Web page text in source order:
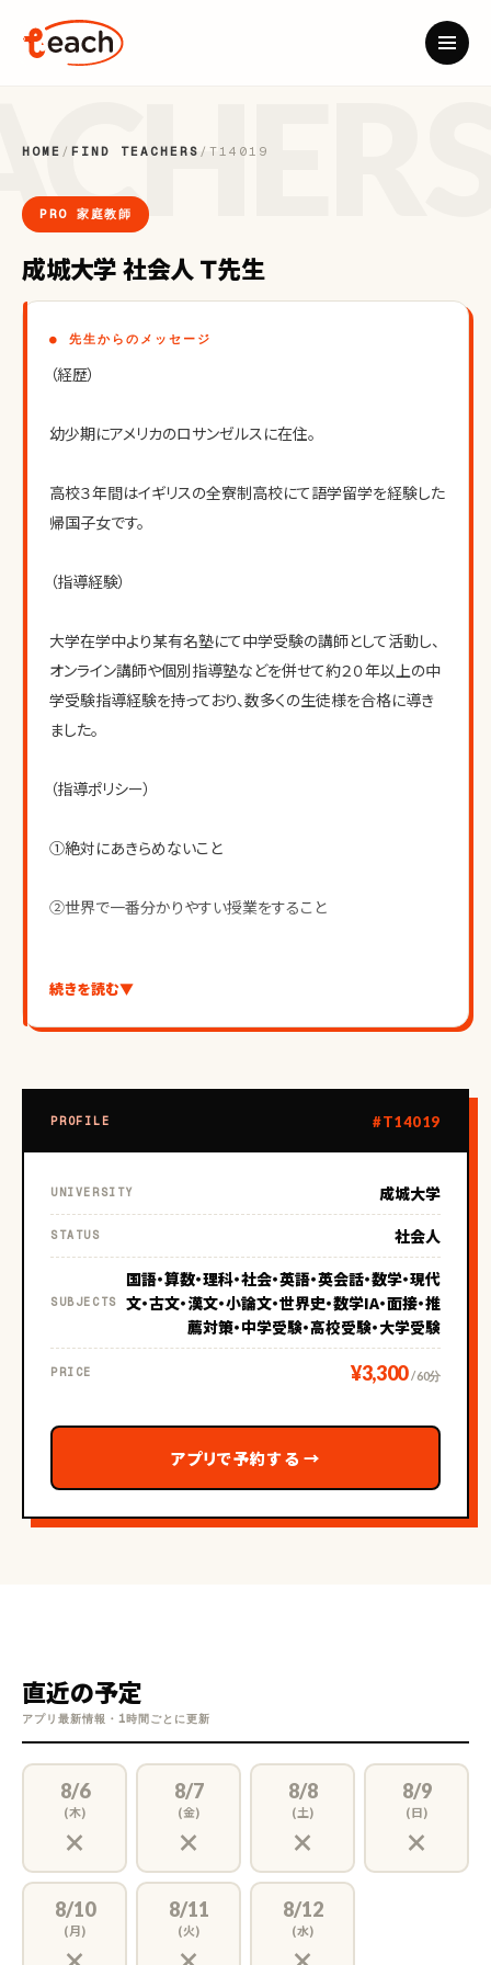
HOME / FIND TEACHERS / T14019
PRO 家庭教師
成城大学 社会人 Ｔ先生
● 先生からのメッセージ
（経歴）
幼少期にアメリカのロサンゼルスに在住。
高校３年間はイギリスの全寮制高校にて語学留学を経験した
帰国子女です。
（指導経験）
大学在学中より某有名塾にて中学受験の講師として活動し、
オンライン講師や個別指導塾などを併せて約２０年以上の中
学受験指導経験を持っており、数多くの生徒様を合格に導き
ました。
（指導ポリシー）
①絶対にあきらめないこと
②世界で一番分かりやすい授業をすること
（大切にしていること）
①生徒様の『心』を最も大切にします。
③第一志望校に合格する為に過去１０年間以上の過去問を
徹底的に分析し、『最短距離で最大の成果を出す』授業を大
切にします。
①国語、算数、理科、社会の全てにおいて高いレベルでの指導
②適性検査対策の授業も出来ます。
③出願書類の添削や小論文対策、面接の対策も可能です。
しい経験となり、必ず大きな力となるはずです。
私は生徒様の『心』を大切にし、これから始まる素晴らしい未
来を心から応援したいと思います。
西大和中学１
芝浦工大附属中学
続きを読む▼
PROFILE #T14019
UNIVERSITY 成城大学
STATUS 社会人
SUBJECTS
国語・算数・理科・社会・英語・英会話・数学・現代
文・古文・漢文・小論文・世界史・数学IA・面接・推
薦対策・中学受験・高校受験・大学受験
PRICE ¥3,300 / 60分
アプリで予約する →
直近の予定
アプリ最新情報・1時間ごとに更新
8/6
(木)
×
8/7
(金)
×
8/8
(土)
×
8/9
(日)
×
8/10
(月)
8/11
(火)
8/12
(水)